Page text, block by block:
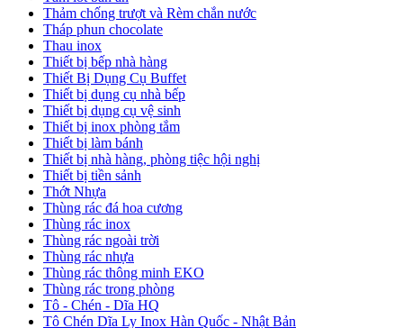
Thảm chống trượt và Rèm chắn nước
Tháp phun chocolate
Thau inox
Thiết bị bếp nhà hàng
Thiết Bị Dụng Cụ Buffet
Thiết bị dụng cụ nhà bếp
Thiết bị dụng cụ vệ sinh
Thiết bị inox phòng tắm
Thiết bị làm bánh
Thiết bị nhà hàng, phòng tiệc hội nghị
Thiết bị tiền sảnh
Thớt Nhựa
Thùng rác đá hoa cương
Thùng rác inox
Thùng rác ngoài trời
Thùng rác nhựa
Thùng rác thông minh EKO
Thùng rác trong phòng
Tô - Chén - Dĩa HQ
Tô Chén Dĩa Ly Inox Hàn Quốc - Nhật Bản